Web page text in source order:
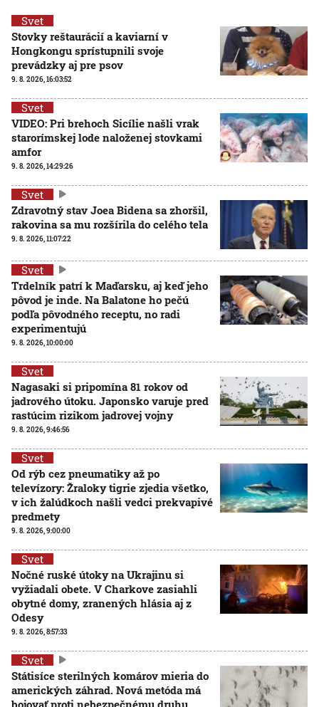
Svet
Stovky reštaurácií a kaviarní v
Hongkongu sprístupnili svoje
prevádzky aj pre psov
9. 8. 2026, 16:03:52
Svet
VIDEO: Pri brehoch Sicílie našli vrak
starorímskej lode naloženej stovkami
amfor
9. 8. 2026, 14:29:26
Svet
Zdravotný stav Joea Bidena sa zhoršil,
rakovina sa mu rozšírila do celého tela
9. 8. 2026, 11:07:22
Svet
Trdelník patrí k Maďarsku, aj keď jeho
pôvod je inde. Na Balatone ho pečú
podľa pôvodného receptu, no radi
experimentujú
9. 8. 2026, 10:00:00
Svet
Nagasaki si pripomína 81 rokov od
jadrového útoku. Japonsko varuje pred
rastúcim rizikom jadrovej vojny
9. 8. 2026, 9:46:56
Svet
Od rýb cez pneumatiky až po
televízory: Žraloky tigrie zjedia všetko,
v ich žalúdkoch našli vedci prekvapivé
predmety
9. 8. 2026, 9:00:00
Svet
Nočné ruské útoky na Ukrajinu si
vyžiadali obete. V Charkove zasiahli
obytné domy, zranených hlásia aj z
Odesy
9. 8. 2026, 8:57:33
Svet
Státisíce sterilných komárov mieria do
amerických záhrad. Nová metóda má
bojovať proti nebezpečnému druhu